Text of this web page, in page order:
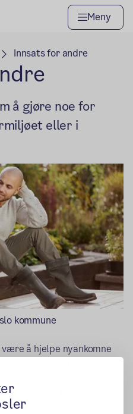
Meny
Innsats for andre
å gjøre noe for
eller i
kommune
å hjelpe nyankomne
seg i miljøet,
besøk på et